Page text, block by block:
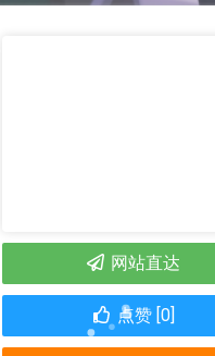
网站直达
点赞 [0]